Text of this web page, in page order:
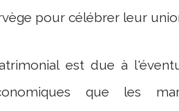
pour célébrer leur
est due à
que les